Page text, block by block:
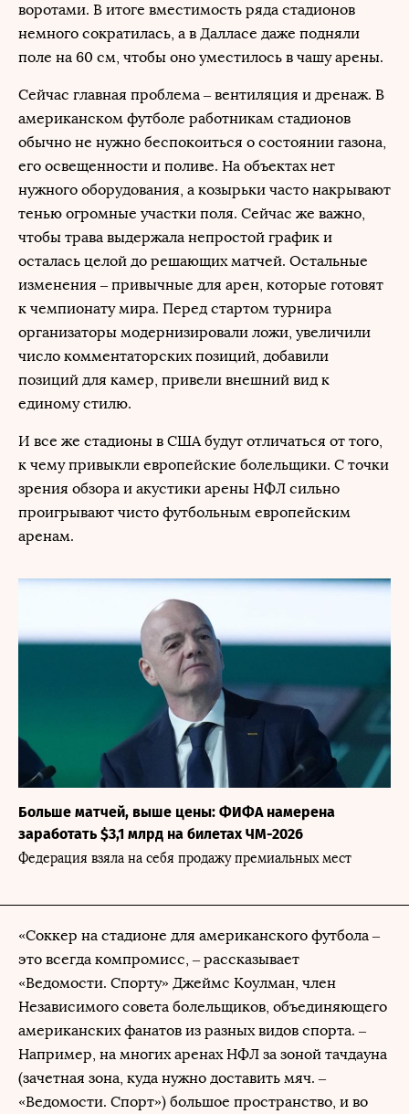
воротами. В итоге вместимость ряда стадионов
немного сократилась, а в Далласе даже подняли
поле на 60 см, чтобы оно уместилось в чашу арены.
Сейчас главная проблема – вентиляция и дренаж. В
американском футболе работникам стадионов
обычно не нужно беспокоиться о состоянии газона,
его освещенности и поливе. На объектах нет
нужного оборудования, а козырьки часто накрывают
тенью огромные участки поля. Сейчас же важно,
чтобы трава выдержала непростой график и
осталась целой до решающих матчей. Остальные
изменения – привычные для арен, которые готовят
к чемпионату мира. Перед стартом турнира
организаторы модернизировали ложи, увеличили
число комментаторских позиций, добавили
позиций для камер, привели внешний вид к
единому стилю.
И все же стадионы в США будут отличаться от того,
к чему привыкли европейские болельщики. С точки
зрения обзора и акустики арены НФЛ сильно
проигрывают чисто футбольным европейским
аренам.
Больше матчей, выше цены: ФИФА намерена
заработать $3,1 млрд на билетах ЧМ-2026
Федерация взяла на себя продажу премиальных мест
«Соккер на стадионе для американского футбола –
это всегда компромисс, – рассказывает
«Ведомости. Спорту» Джеймс Коулман, член
Независимого совета болельщиков, объединяющего
американских фанатов из разных видов спорта. –
Например, на многих аренах НФЛ за зоной тачдауна
(зачетная зона, куда нужно доставить мяч. –
«Ведомости. Спорт») большое пространство, и во